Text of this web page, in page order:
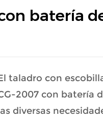
batería
taladro con
2007 con batería
diversas